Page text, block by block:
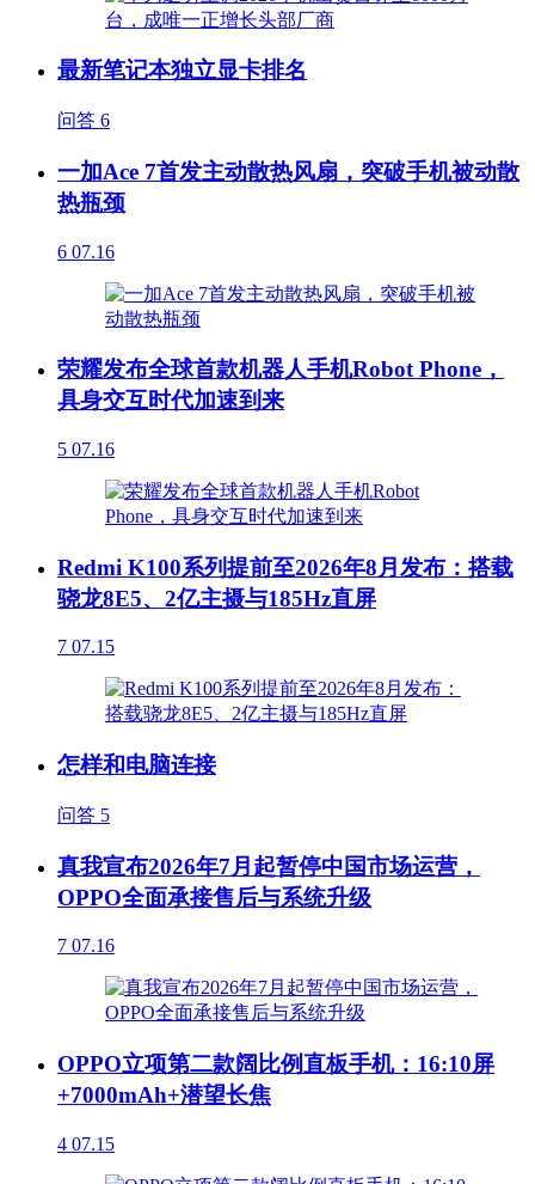
最新笔记本独立显卡排名
问答 6
一加Ace 7首发主动散热风扇，突破手机被动散
热瓶颈
6 07.16
荣耀发布全球首款机器人手机Robot Phone，
具身交互时代加速到来
5 07.16
Redmi K100系列提前至2026年8月发布：搭载
骁龙8E5、2亿主摄与185Hz直屏
7 07.15
怎样和电脑连接
问答 5
真我宣布2026年7月起暂停中国市场运营，
OPPO全面承接售后与系统升级
7 07.16
OPPO立项第二款阔比例直板手机：16:10屏
+7000mAh+潜望长焦
4 07.15